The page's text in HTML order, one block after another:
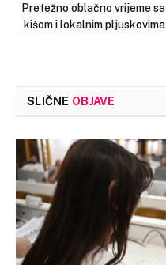
Pretežno oblačno vrijeme sa
kišom i lokalnim pljuskovima
SLIČNE OBJAVE